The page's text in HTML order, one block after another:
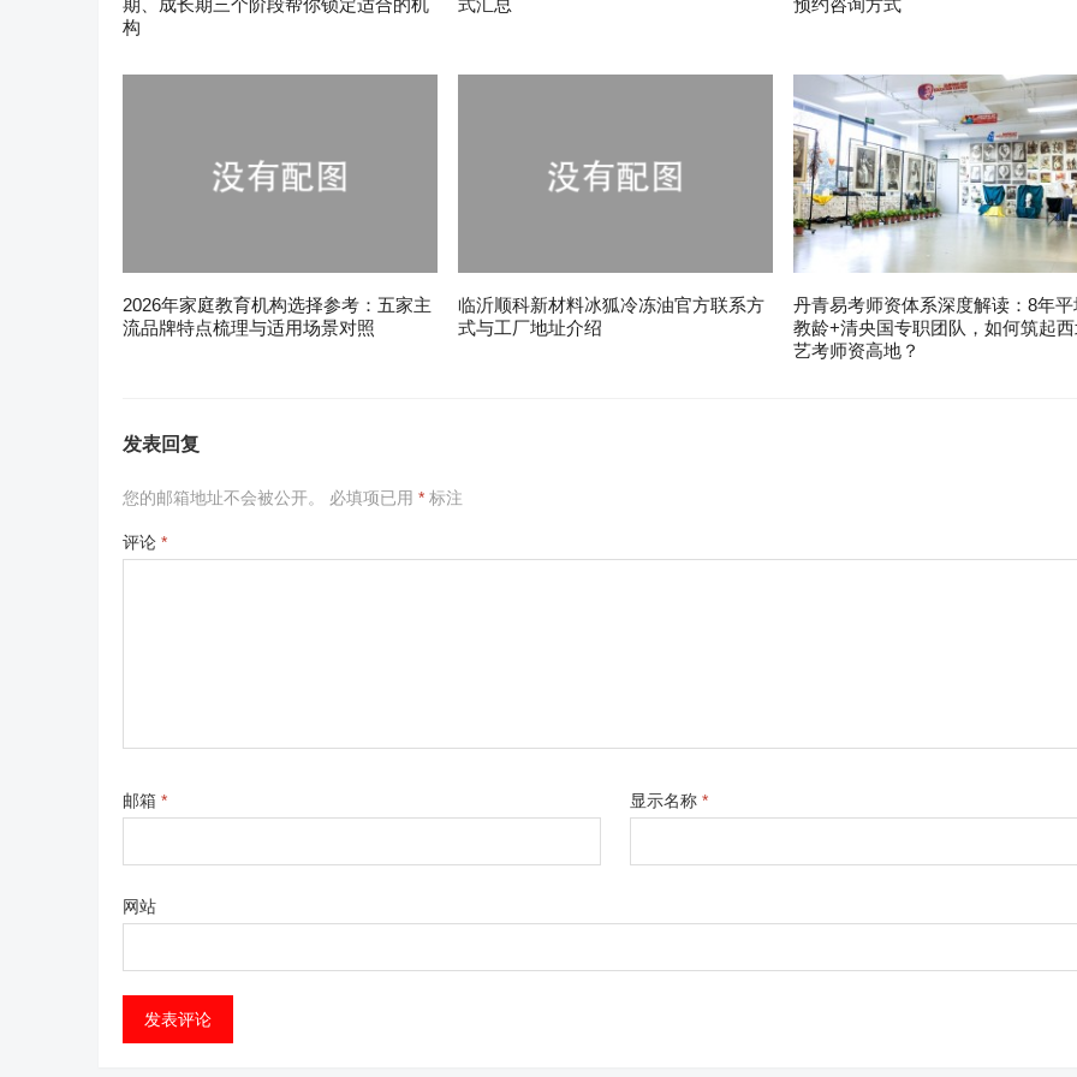
期、成长期三个阶段帮你锁定适合的机
构
式汇总 预约咨询方式
2026年家庭教育机构选择参考：五家主
流品牌特点梳理与适用场景对照
临沂顺科新材料冰狐冷冻油官方联系方
式与工厂地址介绍
丹青易考师资体系深度解读：8年平
教龄+清央国专职团队，如何筑起
艺考师资高地？
发表回复
您的邮箱地址不会被公开。 必填项已用 * 标注
评论 *
显示名称*
邮箱 *
网站